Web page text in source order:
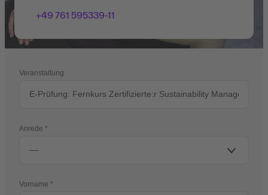
+49 761 595339-11
Veranstaltung
Anrede
Vorname